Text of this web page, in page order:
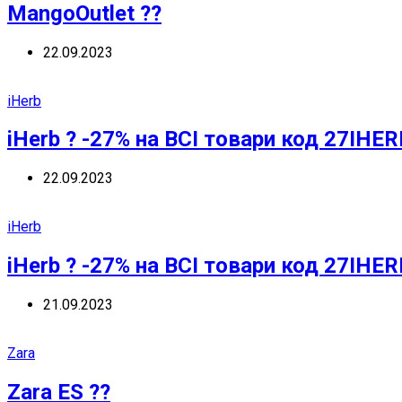
MangoOutlet ??
22.09.2023
iHerb
iHerb ? -27% на ВСІ товари код
22.09.2023
iHerb
iHerb ? -27% на ВСІ товари код
21.09.2023
Zara
Zara ES ??